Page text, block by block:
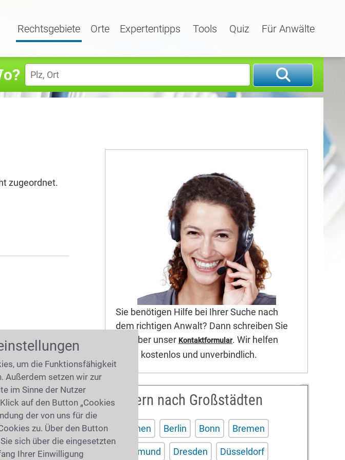
Rechtsgebiete Orte Expertentipps Tools Quiz Für Anwälte
zugeordnet.
Sie benötigen Hilfe bei Ihrer Suche nach
dem richtigen Anwalt? Dann schreiben Sie
uns über unser Kontaktformular. Wir helfen
Ihnen kostenlos und unverbindlich.
Filtern nach Großstädten
Aachen Berlin Bonn Bremen
Dortmund Dresden Düsseldorf
um die Funktionsfähigkeit
Außerdem setzen wir zur
im Sinne der Nutzer
auf den Button „Cookies
der von uns für die
zu. Über den Button
sich über die eingesetzten
Ihrer Einwilligung